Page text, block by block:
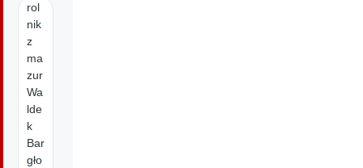
rol
nik
z
ma
zur
Wa
lde
k
Bar
gło